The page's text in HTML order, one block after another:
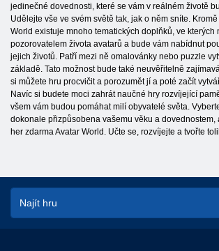
jedinečné dovednosti, které se vám v reálném životě
Udělejte vše ve svém světě tak, jak o něm sníte.
World existuje mnoho tematických doplňků, ve kterých
pozorovatelem života avatarů a bude vám nabídnut
jejich životů. Patří mezi ně omalovánky nebo puzzle
základě. Tato možnost bude také neuvěřitelně
si můžete hru procvičit a porozumět jí a poté začít
Navíc si budete moci zahrát naučné hry rozvíjející
všem vám budou pomáhat milí obyvatelé světa.
dokonale přizpůsobena vašemu věku a dovednostem,
her zdarma Avatar World. Učte se, rozvíjejte a tvořte